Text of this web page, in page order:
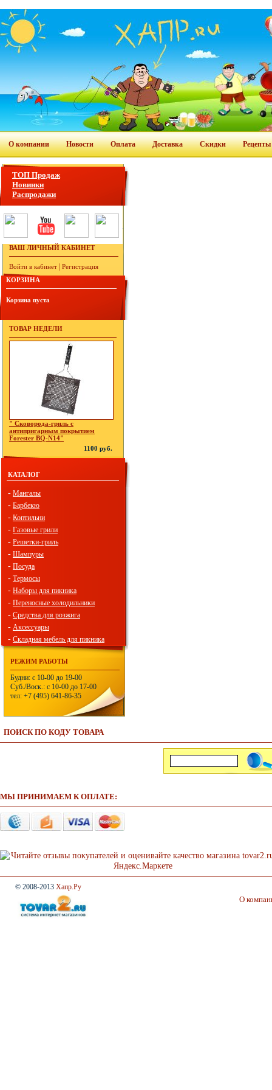
О компании Новости Оплата Доставка Скидки Рецепты
ТОП Продаж
Новинки
Распродажи
ВАШ ЛИЧНЫЙ КАБИНЕТ
Войти в кабинет
Регистрация
КОРЗИНА
Корзина пуста
ТОВАР НЕДЕЛИ
" Сковорода-гриль с
антипригарным покрытием
Forester BQ-N14"
1100 руб.
КАТАЛОГ
- Мангалы
- Барбекю
- Коптильни
- Газовые грили
- Решетки-гриль
- Шампуры
- Посуда
- Термосы
- Наборы для пикника
- Переносные холодильники
- Средства для розжига
- Аксессуары
- Складная мебель для пикника
РЕЖИМ РАБОТЫ
Будни: с 10-00 до 19-00
Суб./Воск.: с 10-00 до 17-00
тел: +7 (495) 641-86-35
ПОИСК ПО КОДУ ТОВАРА
МЫ ПРИНИМАЕМ К ОПЛАТЕ:
© 2008-2013 Хапр.Ру
О